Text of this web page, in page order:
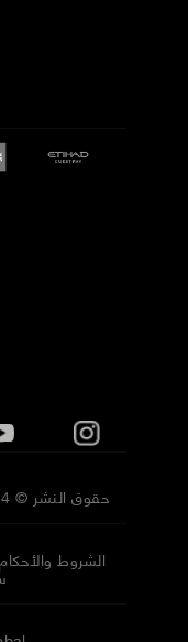
حقوق النشر © 2024 سيدار، جميع الحقوق محفوظة
الشروط والأحكام